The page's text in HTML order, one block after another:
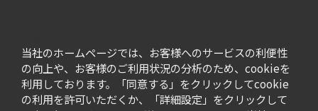
当社のホームページでは、お客様へのサービスの利便性
の向上や、お客様のご利用状況の分析のため、cookieを
利用しております。「同意する」をクリックしてcookie
の利用を許可いただくか、「詳細設定」をクリックして
特定商取引法に基づく表記